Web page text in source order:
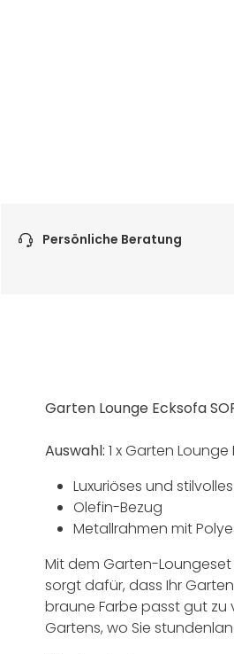
Persönliche Beratung
Garten Lounge Ecksofa
Auswahl: 1 x Garten
Luxuriöses und
Olefin-Bezug
Metallrahmen mit
Mit dem Garten-Loungeset
sorgt dafür, dass Ihr
braune Farbe passt gut zu
Gartens, wo Sie